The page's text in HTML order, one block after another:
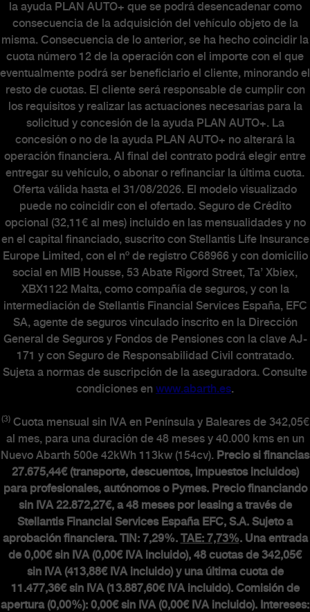
la ayuda PLAN AUTO+ que se podrá desencadenar como
consecuencia de la adquisición del vehículo objeto de la
misma. Consecuencia de lo anterior, se ha hecho coincidir la
cuota número 12 de la operación con el importe con el que
eventualmente podrá ser beneficiario el cliente, minorando el
resto de cuotas. El cliente será responsable de cumplir con
los requisitos y realizar las actuaciones necesarias para la
solicitud y concesión de la ayuda PLAN AUTO+. La
concesión o no de la ayuda PLAN AUTO+ no alterará la
operación financiera. Al final del contrato podrá elegir entre
entregar su vehículo, o abonar o refinanciar la última cuota.
Oferta válida hasta el 31/08/2026. El modelo visualizado
puede no coincidir con el ofertado. Seguro de Crédito
opcional (32,11€ al mes) incluido en las mensualidades y no
en el capital financiado, suscrito con Stellantis Life Insurance
Europe Limited, con el nº de registro C68966 y con domicilio
social en MIB Housse, 53 Abate Rigord Street, Ta’ Xbiex,
XBX1122 Malta, como compañía de seguros, y con la
intermediación de Stellantis Financial Services España, EFC
SA, agente de seguros vinculado inscrito en la Dirección
General de Seguros y Fondos de Pensiones con la clave AJ-
171 y con Seguro de Responsabilidad Civil contratado.
Sujeta a normas de suscripción de la aseguradora. Consulte
condiciones en www.abarth.es.
(3)Cuota mensual sin IVA en Península y Baleares de 342,05€
al mes, para una duración de 48 meses y 40.000 kms en un
Nuevo Abarth 500e 42kWh 113kw (154cv). Precio si financias
27.675,44€ (transporte, descuentos, impuestos incluidos)
para profesionales, autónomos o Pymes. Precio financiando
sin IVA 22.872,27€, a 48 meses por leasing a través de
Stellantis Financial Services España EFC, S.A. Sujeto a
aprobación financiera. TIN: 7,29%. TAE: 7,73%. Una entrada
de 0,00€ sin IVA (0,00€ IVA incluido), 48 cuotas de 342,05€
sin IVA (413,88€ IVA incluido) y una última cuota de
11.477,36€ sin IVA (13.887,60€ IVA incluido). Comisión de
apertura (0,00%): 0,00€ sin IVA (0,00€ IVA incluido). Intereses: